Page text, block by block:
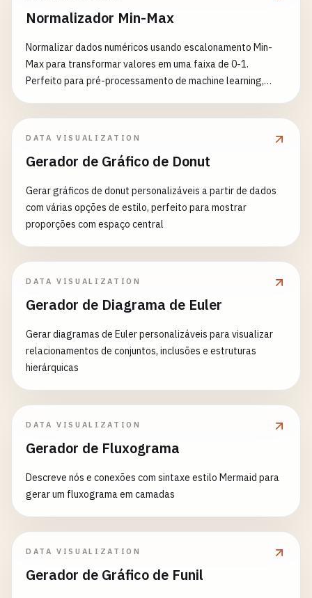
Normalizador Min-Max
Normalizar dados numéricos usando escalonamento Min-
Max para transformar valores em uma faixa de 0-1.
Perfeito para pré-processamento de machine learning,
dados - Processamento de valores ausentes - Preservação
de Uso Comuns: - Preparação de características para
machine learning - Normalização de entrada de redes
neurais - Pré-processamento para visualização de dados -
Análise comparativa em diferentes escalas
DATA VISUALIZATION
Gerador de Gráfico de Donut
Gerar gráficos de donut personalizáveis a partir de dados
com várias opções de estilo, perfeito para mostrar
proporções com espaço central
DATA VISUALIZATION
Gerador de Diagrama de Euler
Gerar diagramas de Euler personalizáveis para visualizar
relacionamentos de conjuntos, inclusões e estruturas
hierárquicas
DATA VISUALIZATION
Gerador de Fluxograma
Descreve nós e conexões com sintaxe estilo Mermaid para
gerar um fluxograma em camadas
DATA VISUALIZATION
Gerador de Gráfico de Funil